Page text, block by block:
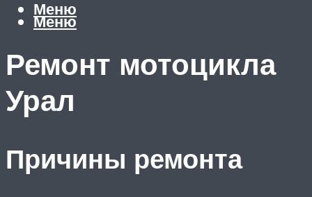
Меню
Меню
Ремонт мотоцикла
Урал
Причины ремонта